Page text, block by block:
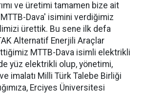
ve üretimi tamamen bize ait
Dava' isimini verdiğimiz
ürettik. Bu sene ilk defa
Alternatif Enerjili Araçlar
MTTB-Dava isimli elektrikli
yüz elektrikli olup, yönetimi,
imalatı Milli Türk Talebe Birliği
Erciyes Üniversitesi